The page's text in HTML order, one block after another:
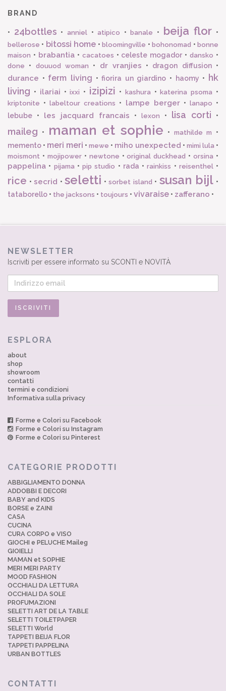
BRAND
• 24bottles • anniel•atipico •banale • beija flor •
bellerose • bitossi home •bloomingville •bohonomad •bonne
maison • brabantia• cacatoes • celeste mogador •dansko •
done • douuod woman • dr vranjies • dragon diffusion•
durance • ferm living •fiorira un giardino • haomy •
hk
living • ilariai •ixxi • izipizi • kashura •katerina psoma •
kriptonite •labeltour creations • lampe berger• lanapo •
lebube • les jacquard francais • lexon • lisa corti •
maileg • maman et sophie • mathilde m
•
memento • meri meri • mewe • miho unexpected • mimi lula •
moismont • mojipower• newtone •original duckhead •orsina •
pappelina • pijama • pip studio • rada •rainkiss • reisenthel•
rice •secrid •seletti •sorbet island • susan bijl •
tataborello • the jacksons • toujours • vivaraise • zafferano •
NEWSLETTER
Iscriviti per essere informato su SCONTI e NOVITÀ
ESPLORA
about
shop
showroom
contatti
termini e condizioni
Informativa sulla privacy
Forme e Colori su Facebook
Forme e Colori su Instagram
Forme e Colori su Pinterest
CATEGORIE PRODOTTI
ABBIGLIAMENTO DONNA
ADDOBBI E DECORI
BABY and KIDS
BORSE e ZAINI
CASA
CUCINA
CURA CORPO e VISO
GIOCHI e PELUCHE Maileg
GIOIELLI
MAMAN et SOPHIE
MERI MERI PARTY
MOOD FASHION
OCCHIALI DA LETTURA
OCCHIALI DA SOLE
PROFUMAZIONI
SELETTI ART DE LA TABLE
SELETTI TOILETPAPER
SELETTI World
TAPPETI BEIJA FLOR
TAPPETI PAPPELINA
URBAN BOTTLES
CONTATTI